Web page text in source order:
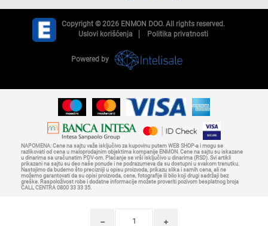
i
h
Copyright © 2026 ENMON DOO. All rights reserved.
Uslovi korišćenja
Politika privatnosti
Powered by
NAPOMENA: Cene na sajtu važe isključivo za kupovinu putem WEB SHOP-a i mogu se
razlikovati od cena u maloprodajnim objektima kompanije ENMON. Cene na sajtu su iskazane
u dinarima sa uračunatim PDV-om. Plaćanje se vrši isključivo u dinarima (RSD). Svi artikli
prikazani na sajtu su deo naše ponude i ne podrazumeva da su dostupni u svakom trenutku.
Nastojimo da budemo što precizniji u opisu proizvoda, prikazu slika i samih cena, ali ne
možemo garantovati da su opisi proizvoda, cene, fotografije ili bilo koji drugi sadržaji bez
greške. Raspoloživost robe i dodatne informacije možete proveriti pozivom besplatnog broja
CALL CENTRA 0800 33 33 35.